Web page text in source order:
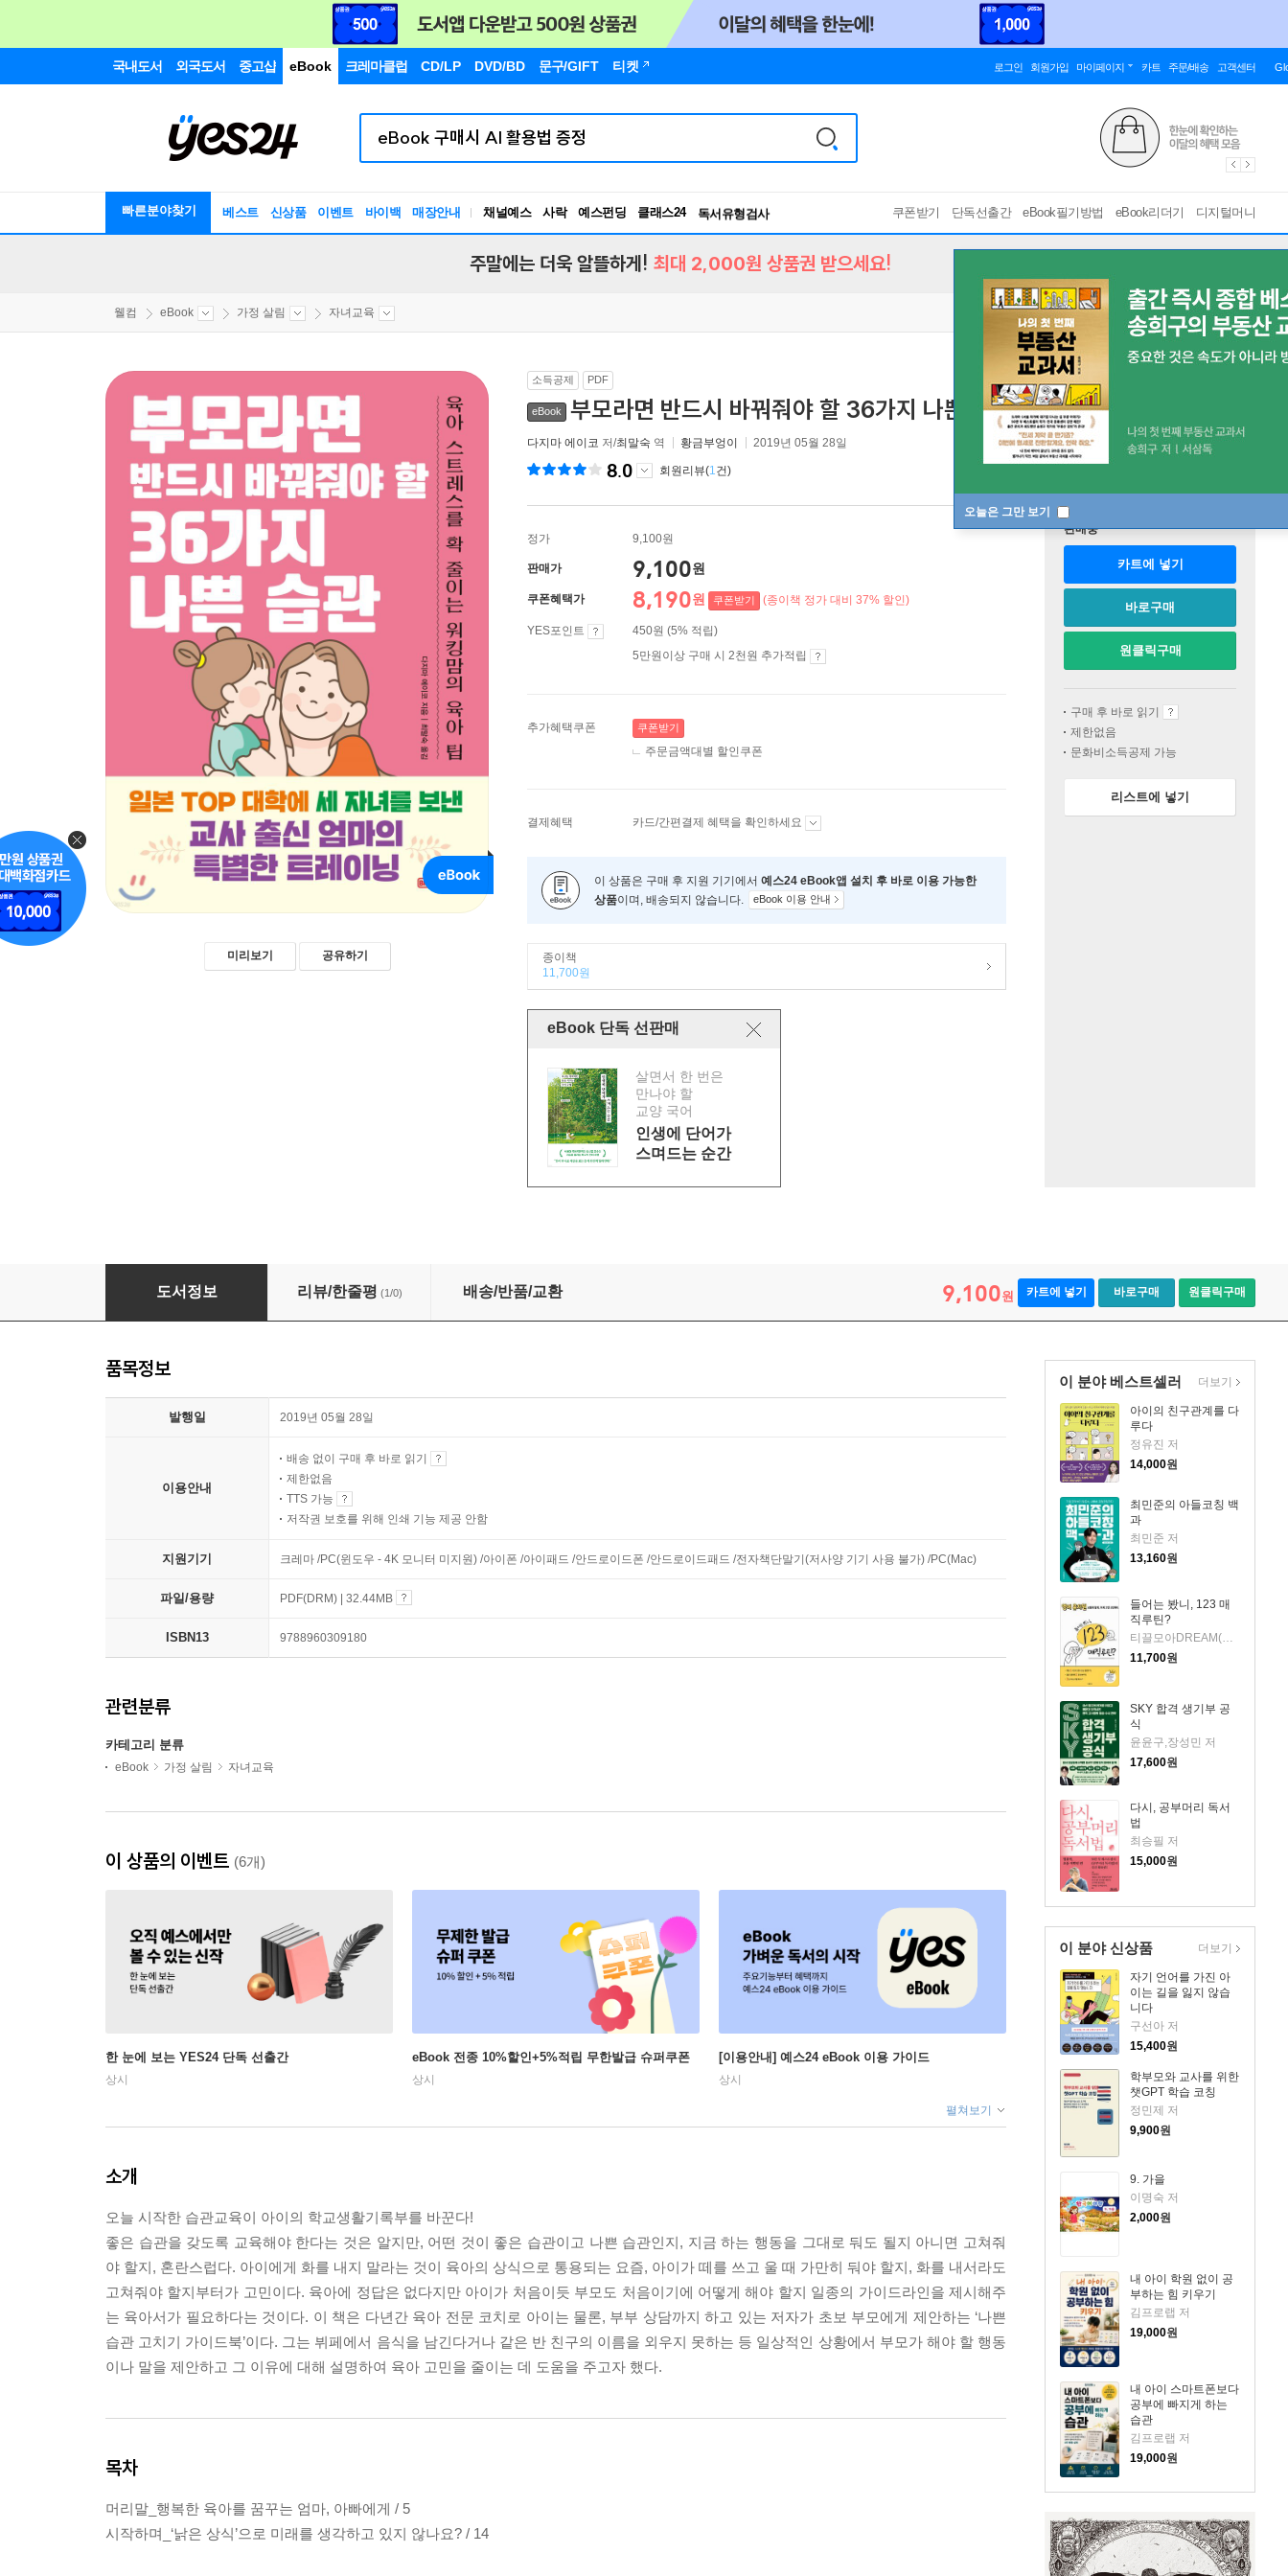
국내도서 외국도서 중고샵 eBook 크레마클럽 CD/LP DVD/BD 문구/GIFT 티켓 로그인 회원가입 마이페이지 카트 주문/배송 고객센터
빠른분야찾기 베스트 신상품 이벤트 바이백 매장안내 채널예스 사락 예스펀딩 클래스24
독서유형검사
RBTI Lab
쿠폰받기 단독선출간 eBook필기방법 eBook리더기 디지털머니
오늘은 그만 보기
주말에는 더욱 알뜰하게! 최대 2,000원 상품권 받으세요!
웰컴 eBook 가정 살림 자녀교육
미리보기 공유하기
소득공제 PDF
eBook 부모라면 반드시 바꿔줘야 할 36가지 나쁜 습관 [ PDF ]
다지마 에이코 저/최말숙 역 황금부엉이 2019년 05월 28일
8.0 회원리뷰(1건)
정가 9,100원
판매가 9,100원
쿠폰혜택가 8,190원 쿠폰받기 (종이책 정가 대비 37% 할인)
YES포인트
450원 (5% 적립)
5만원이상 구매 시 2천원 추가적립
추가혜택쿠폰 쿠폰받기
주문금액대별 할인쿠폰
결제혜택 카드/간편결제 혜택을 확인하세요
이 상품은 구매 후 지원 기기에서 예스24 eBook앱 설치 후 바로 이용 가능한
상품이며, 배송되지 않습니다. eBook 이용 안내
종이책
11,700원
eBook 단독 선판매
살면서 한 번은
만나야 할
교양 국어
인생에 단어가
스며드는 순간
판매중
카트에 넣기
바로구매
원클릭구매
구매 후 바로 읽기
제한없음
문화비소득공제 가능
리스트에 넣기
부모라면 반드시 바꿔줘야 할 36가지 나쁜 습관
도서정보 리뷰/한줄평 (1/0) 배송/반품/교환 9,100원 카트에 넣기 바로구매 원클릭구매
이 분야 베스트셀러
아이의 친구관계를 다
루다
정유진 저
14,000원
최민준의 아들코칭 백
과
최민준 저
13,160원
들어는 봤니, 123 매
직루틴?
11,700원
SKY 합격 생기부 공
식
윤윤구,장성민 저
17,600원
다시, 공부머리 독서
법
최승필 저
15,000원
더보기
이 분야 신상품
자기 언어를 가진 아
이는 길을 잃지 않습
니다
구선아 저
15,400원
학부모와 교사를 위한
챗GPT 학습 코칭
정민제 저
9,900원
9. 가을
이명숙 저
2,000원
내 아이 학원 없이 공
부하는 힘 키우기
김프로랩 저
19,000원
내 아이 스마트폰보다
공부에 빠지게 하는
습관
김프로랩 저
19,000원
더보기
품목정보
발행일 2019년 05월 28일
이용안내
배송 없이 구매 후 바로 읽기
제한없음
TTS 가능
저작권 보호를 위해 인쇄 기능 제공 안함
지원기기 크레마 /PC(윈도우 - 4K 모니터 미지원) /아이폰 /아이패드 /안드로이드폰 /안드로이드패드 /전자책단말기(저사양 기기 사용 불가) /PC(Mac)
파일/용량 PDF(DRM) | 32.44MB
ISBN13 9788960309180
관련분류
카테고리 분류
eBook 가정 살림 자녀교육
이 상품의 이벤트 (6개)
한 눈에 보는 YES24 단독 선출간
상시
eBook 전종 10%할인+5%적립 무한발급 슈퍼쿠폰
상시
[이용안내] 예스24 eBook 이용 가이드
상시
펼쳐보기
소개
오늘 시작한 습관교육이 아이의 학교생활기록부를 바꾼다!
좋은 습관을 갖도록 교육해야 한다는 것은 알지만, 어떤 것이 좋은 습관이고 나쁜 습관인지, 지금 하는 행동을 그대로 둬도 될지 아니면 고쳐줘
야 할지, 혼란스럽다. 아이에게 화를 내지 말라는 것이 육아의 상식으로 통용되는 요즘, 아이가 떼를 쓰고 울 때 가만히 둬야 할지, 화를 내서라도
고쳐줘야 할지부터가 고민이다. 육아에 정답은 없다지만 아이가 처음이듯 부모도 처음이기에 어떻게 해야 할지 일종의 가이드라인을 제시해주
는 육아서가 필요하다는 것이다. 이 책은 다년간 육아 전문 코치로 아이는 물론, 부부 상담까지 하고 있는 저자가 초보 부모에게 제안하는 ‘나쁜
습관 고치기 가이드북’이다. 그는 뷔페에서 음식을 남긴다거나 같은 반 친구의 이름을 외우지 못하는 등 일상적인 상황에서 부모가 해야 할 행동
이나 말을 제안하고 그 이유에 대해 설명하여 육아 고민을 줄이는 데 도움을 주고자 했다.
목차
머리말_행복한 육아를 꿈꾸는 엄마, 아빠에게 / 5
시작하며_‘낡은 상식’으로 미래를 생각하고 있지 않나요? / 14